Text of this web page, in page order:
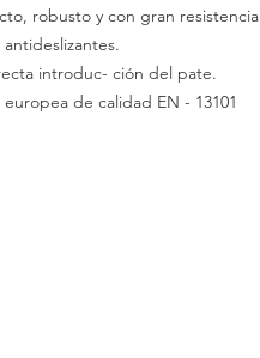
robusto y con gran resistencia
introduc- ción del pate.
de calidad EN - 13101